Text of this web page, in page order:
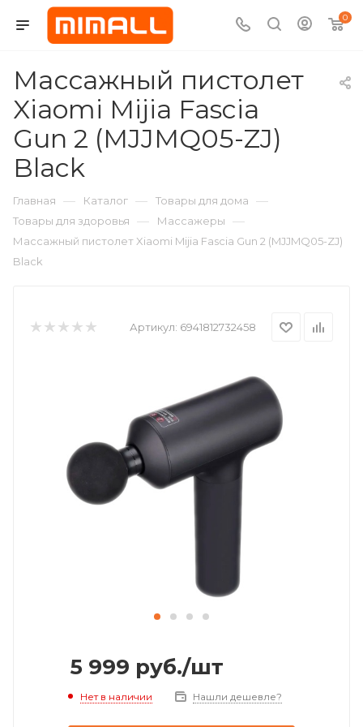
0
Массажный пистолет
Xiaomi Mijia Fascia
Gun 2 (MJJMQ05-ZJ)
Black
Главная — Каталог — Товары для дома —
Товары для здоровья — Массажеры —
Массажный пистолет Xiaomi Mijia Fascia Gun 2 (MJJMQ05-ZJ)
Black
Артикул: 6941812732458
5 999 руб./шт
Нет в наличии Нашли дешевле?